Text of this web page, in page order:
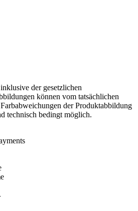
der gesetzlichen
können vom tatsächlichen
der Produktabbildung
technisch bedingt möglich.